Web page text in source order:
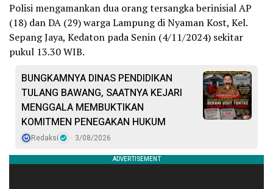
Polisi mengamankan dua orang tersangka berinisial AP
(18) dan DA (29) warga Lampung di Nyaman Kost, Kel.
Sepang Jaya, Kedaton pada Senin (4/11/2024) sekitar
pukul 13.30 WIB.
BUNGKAMNYA DINAS PENDIDIKAN
TULANG BAWANG, SAATNYA KEJARI
MENGGALA MEMBUKTIKAN
KOMITMEN PENEGAKAN HUKUM
Redaksi 3/08/2026